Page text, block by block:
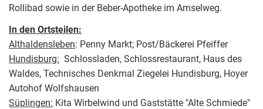
Rollibad sowie in der Beber-Apotheke im Amselweg.
In den Ortsteilen:
Althaldensleben: Penny Markt; Post/Bäckerei Pfeiffer
Hundisburg: Schlossladen, Schlossrestaurant, Haus des
Waldes, Technisches Denkmal Ziegelei Hundisburg, Hoyer
Autohof Wolfshausen
Süplingen: Kita Wirbelwind und Gaststätte "Alte Schmiede"